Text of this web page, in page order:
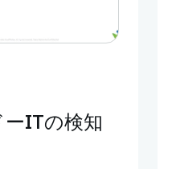
ITの検知